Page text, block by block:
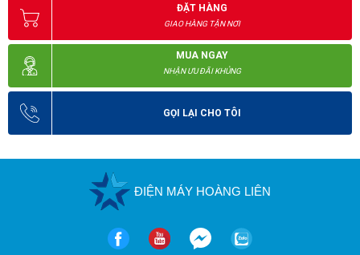
ĐẶT HÀNG
GIAO HÀNG TẬN NƠI
MUA NGAY
NHẬN ƯU ĐÃI KHỦNG
GỌI LẠI CHO TÔI
ĐIỆN MÁY HOÀNG LIÊN